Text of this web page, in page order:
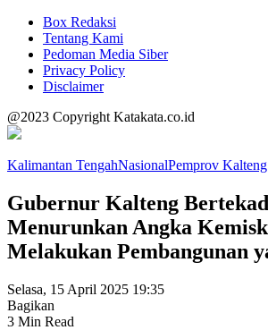
Box Redaksi
Tentang Kami
Pedoman Media Siber
Privacy Policy
Disclaimer
@2023 Copyright Katakata.co.id
Kalimantan TengahNasionalPemprov Kalteng
Gubernur Kalteng Bertekad
Menurunkan Angka
Melakukan Pembangunan
Selasa, 15 April 2025 19:35
Bagikan
3 Min Read